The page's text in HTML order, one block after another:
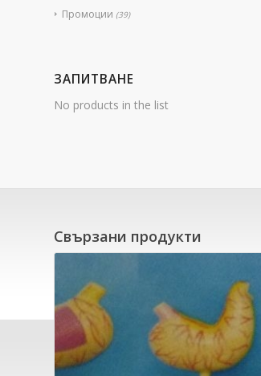
Промоции (39)
ЗАПИТВАНЕ
No products in the list
Свързани продукти